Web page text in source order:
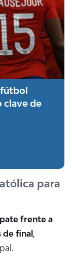
clave de
para
frente a
de final ,